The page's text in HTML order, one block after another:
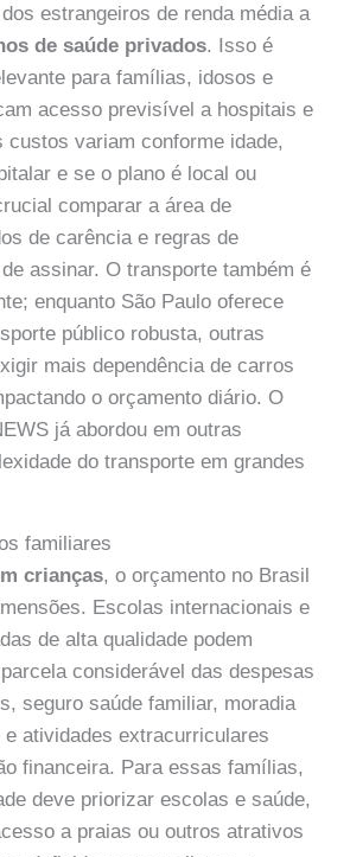
estrangeiros de renda média a
de saúde privados. Isso é
para famílias, idosos e
acesso previsível a hospitais e
custos variam conforme idade,
e se o plano é local ou
comparar a área de
de carência e regras de
assinar. O transporte também é
enquanto São Paulo oferece
público robusta, outras
mais dependência de carros
o orçamento diário. O
já abordou em outras
do transporte em grandes
familiares
crianças, o orçamento no Brasil
Escolas internacionais e
de alta qualidade podem
considerável das despesas
seguro saúde familiar, moradia
e atividades extracurriculares
financeira. Para essas famílias,
deve priorizar escolas e saúde,
a praias ou outros atrativos